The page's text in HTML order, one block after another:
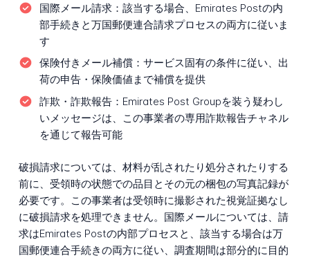
国際メール請求： 該当する場合、Emirates Postの内
部手続きと万国郵便連合請求プロセスの両方に従いま
す
保険付きメール補償： サービス固有の条件に従い、出
荷の申告・保険価値まで補償を提供
詐欺・詐欺報告： Emirates Post Groupを装う疑わし
いメッセージは、この事業者の専用詐欺報告チャネル
を通じて報告可能
破損請求については、材料が乱されたり処分されたりする
前に、受領時の状態での品目とその元の梱包の写真記録が
必要です。この事業者は受領時に撮影された視覚証拠なし
に破損請求を処理できません。国際メールについては、請
求はEmirates Postの内部プロセスと、該当する場合は万
国郵便連合手続きの両方に従い、調査期間は部分的に目的